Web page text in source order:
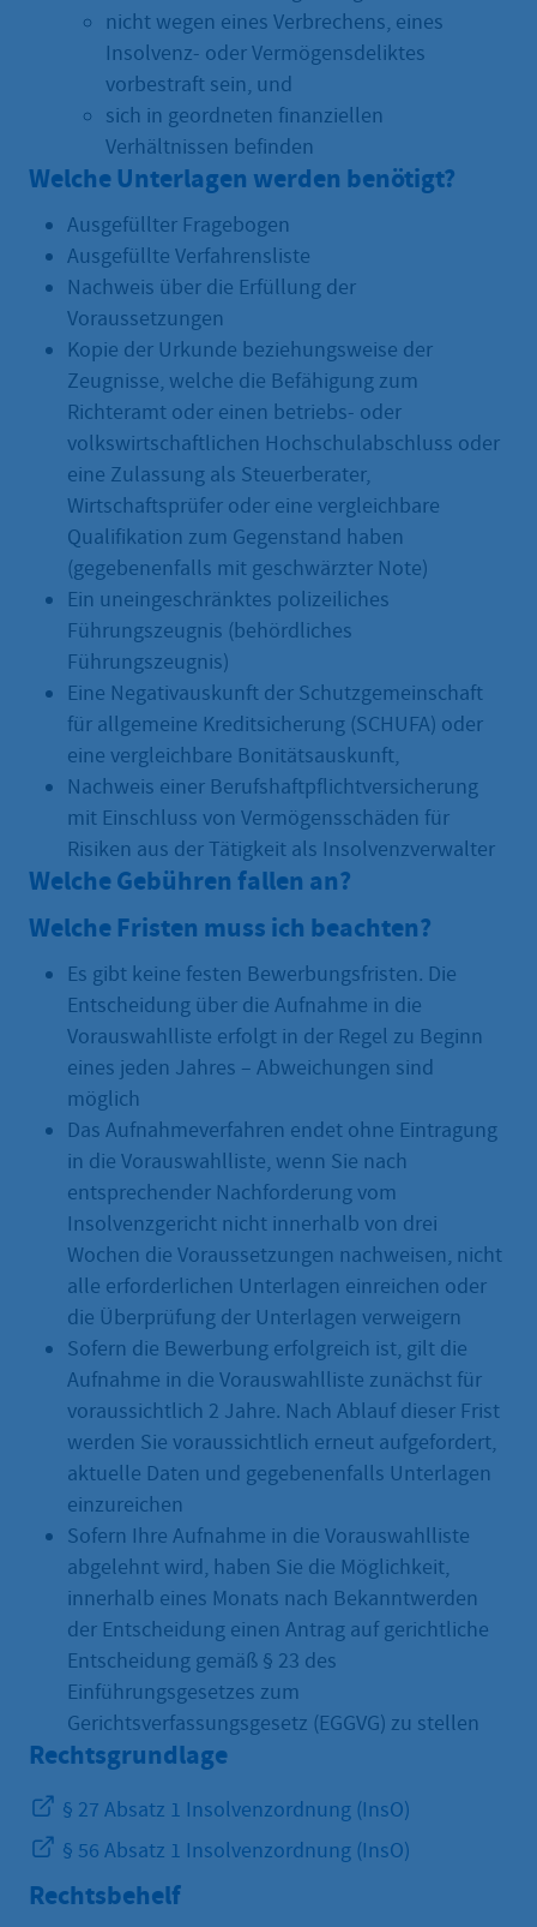
nicht wegen eines Verbrechens, eines
Insolvenz- oder Vermögensdeliktes
vorbestraft sein, und
sich in geordneten finanziellen
Verhältnissen befinden
Welche Unterlagen werden benötigt?
Ausgefüllter Fragebogen
Ausgefüllte Verfahrensliste
Nachweis über die Erfüllung der
Voraussetzungen
Kopie der Urkunde beziehungsweise der
Zeugnisse, welche die Befähigung zum
Richteramt oder einen betriebs- oder
volkswirtschaftlichen Hochschulabschluss oder
eine Zulassung als Steuerberater,
Wirtschaftsprüfer oder eine vergleichbare
Qualifikation zum Gegenstand haben
(gegebenenfalls mit geschwärzter Note)
Ein uneingeschränktes polizeiliches
Führungszeugnis (behördliches
Führungszeugnis)
Eine Negativauskunft der Schutzgemeinschaft
für allgemeine Kreditsicherung (SCHUFA) oder
eine vergleichbare Bonitätsauskunft,
Nachweis einer Berufshaftpflichtversicherung
mit Einschluss von Vermögensschäden für
Risiken aus der Tätigkeit als Insolvenzverwalter
Welche Gebühren fallen an?
Welche Fristen muss ich beachten?
Es gibt keine festen Bewerbungsfristen. Die
Entscheidung über die Aufnahme in die
Vorauswahlliste erfolgt in der Regel zu Beginn
eines jeden Jahres – Abweichungen sind
möglich
Das Aufnahmeverfahren endet ohne Eintragung
in die Vorauswahlliste, wenn Sie nach
entsprechender Nachforderung vom
Insolvenzgericht nicht innerhalb von drei
Wochen die Voraussetzungen nachweisen, nicht
alle erforderlichen Unterlagen einreichen oder
die Überprüfung der Unterlagen verweigern
Sofern die Bewerbung erfolgreich ist, gilt die
Aufnahme in die Vorauswahlliste zunächst für
voraussichtlich 2 Jahre. Nach Ablauf dieser Frist
werden Sie voraussichtlich erneut aufgefordert,
aktuelle Daten und gegebenenfalls Unterlagen
einzureichen
Sofern Ihre Aufnahme in die Vorauswahlliste
abgelehnt wird, haben Sie die Möglichkeit,
innerhalb eines Monats nach Bekanntwerden
der Entscheidung einen Antrag auf gerichtliche
Entscheidung gemäß § 23 des
Einführungsgesetzes zum
Gerichtsverfassungsgesetz (EGGVG) zu stellen
Rechtsgrundlage
§ 27 Absatz 1 Insolvenzordnung (InsO)
§ 56 Absatz 1 Insolvenzordnung (InsO)
Rechtsbehelf